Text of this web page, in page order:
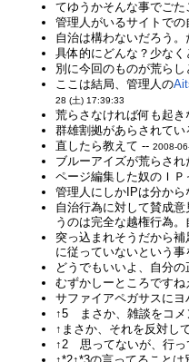
てゆうかそんな事でご
管理人がいるサイトで
自治は構わないだろう
具体的にどんな？少な
別に今回のものが荒ら
ここは結局、管理人の
28 (土) 17:39:33
荒らさなければ何も起
群雄割拠があらされて
直したら教えて --2008-
ブルーアイズが荒らさ
ページ編集した奴のＩ
管理人にしかIPは分か
自治行為に対して賛成
うのは完全な越権行為
突っ込まれそうだから
に従っていないという
どうでもいいよ、自分
むずかしーところです
サファイアペガサスに
↑5 まさか、雑談をコメ
↑まさか、それを反対し
↑2 思ってないが、行っ